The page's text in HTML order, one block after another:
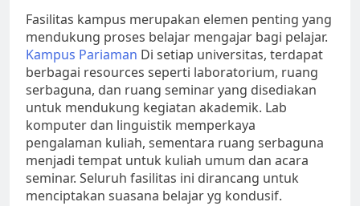
Fasilitas kampus merupakan elemen penting yang
mendukung proses belajar mengajar bagi pelajar.
Kampus Pariaman Di setiap universitas, terdapat
berbagai resources seperti laboratorium, ruang
serbaguna, dan ruang seminar yang disediakan
untuk mendukung kegiatan akademik. Lab
komputer dan linguistik memperkaya
pengalaman kuliah, sementara ruang serbaguna
menjadi tempat untuk kuliah umum dan acara
seminar. Seluruh fasilitas ini dirancang untuk
menciptakan suasana belajar yg kondusif.